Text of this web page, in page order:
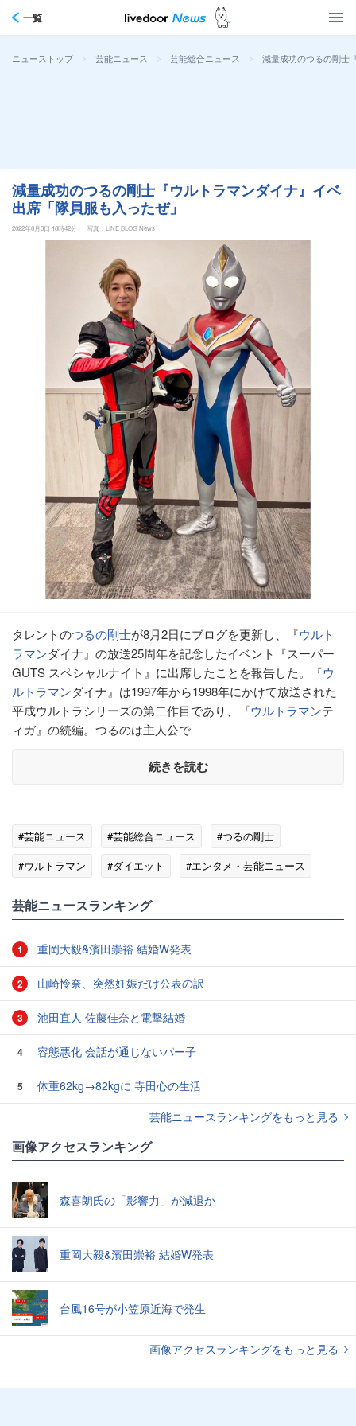
一覧
ニューストップ > 芸能ニュース > 芸能総合ニュース > 減量成功のつるの剛士
減量成功のつるの剛士『ウルトラマンダイナ』イベ
出席「隊員服も入ったぜ」
2022年8月3日 18時42分 写真：LINE BLOG News
タレントのつるの剛士が8月2日にブログを更新し、『ウルト
ラマンダイナ』の放送25周年を記念したイベント『スーパー
GUTS スペシャルナイト』に出席したことを報告した。『ウ
ルトラマンダイナ』は1997年から1998年にかけて放送された
平成ウルトラシリーズの第二作目であり、『ウルトラマンテ
ィガ』の続編。つるのは主人公で
続きを読む
#芸能ニュース #芸能総合ニュース
#つるの剛士
#ウルトラマン
#ダイエット #エンタメ・芸能ニュース
芸能ニュースランキング
1 重岡大毅&濱田崇裕 結婚W発表
2 山崎怜奈、突然妊娠だけ公表の訳
3 池田直人 佐藤佳奈と電撃結婚
4 容態悪化 会話が通じないパー子
5
体重62kg→82kgに 寺田心の生活
芸能ニュースランキングをもっと見る
画像アクセスランキング
森喜朗氏の「影響力」が減退か
重岡大毅&濱田崇裕 結婚W発表
台風16号が小笠原近海で発生
画像アクセスランキングをもっと見る